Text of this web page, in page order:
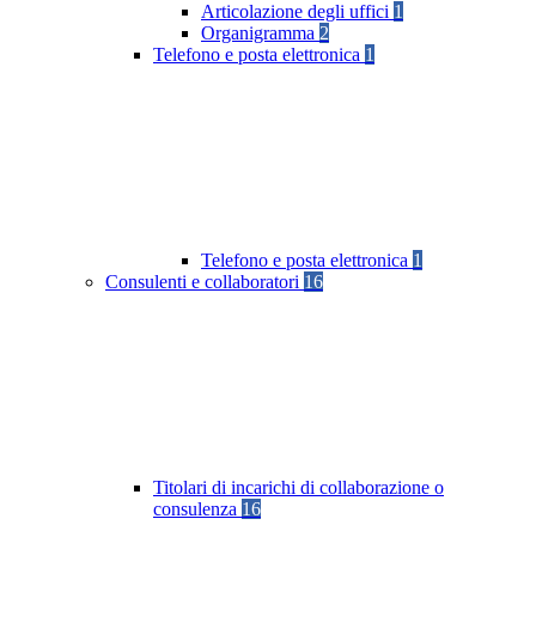
Articolazione degli uffici 1
Organigramma 2
Telefono e posta elettronica 1
Telefono e posta elettronica 1
Consulenti e collaboratori 16
Titolari di incarichi di collaborazione o
consulenza 16